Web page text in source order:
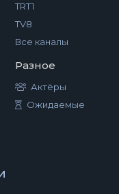
TRT1
TV8
Все каналы
Разное
Актёры
Ожидаемые